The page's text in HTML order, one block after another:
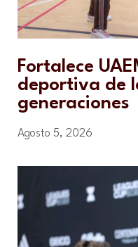
Fortalece
deportiva de
generaciones
Agosto 5, 2026